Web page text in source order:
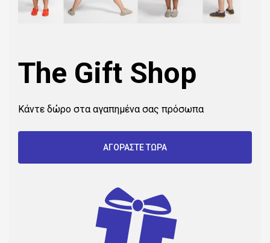
The Gift Shop
Κάντε δώρο στα αγαπημένα σας πρόσωπα
ΑΓΟΡΑΣΤΕ ΤΩΡΑ